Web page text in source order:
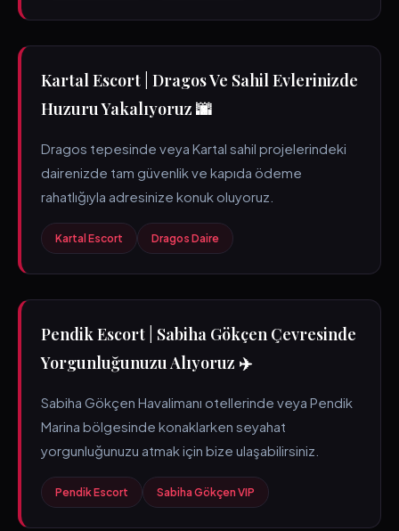
Kartal Escort | Dragos Ve Sahil Evlerinizde
Huzuru Yakalıyoruz 🌆
Dragos tepesinde veya Kartal sahil projelerindeki
dairenizde tam güvenlik ve kapıda ödeme
rahatlığıyla adresinize konuk oluyoruz.
Kartal Escort Dragos Daire
Pendik Escort | Sabiha Gökçen Çevresinde
Yorgunluğunuzu Alıyoruz ✈️
Sabiha Gökçen Havalimanı otellerinde veya Pendik
Marina bölgesinde konaklarken seyahat
yorgunluğunuzu atmak için bize ulaşabilirsiniz.
Pendik Escort Sabiha Gökçen VIP